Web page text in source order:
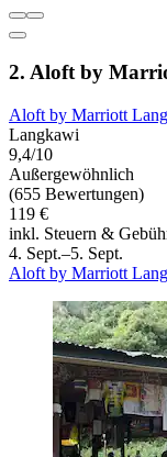
2. Aloft by
Aloft by Marriott
Langkawi
9,4/10
Außergewöhnlich
(655 Bewertungen)
119 €
inkl. Steuern &
4. Sept.–5. Sept.
Aloft by Marriott